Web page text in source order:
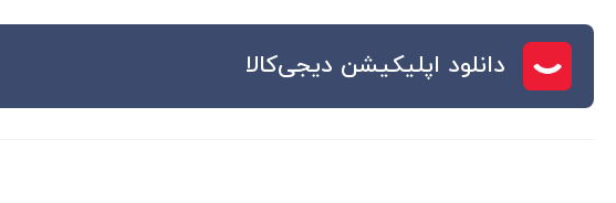
دانلود اپلیکیشن دیجی‌کالا